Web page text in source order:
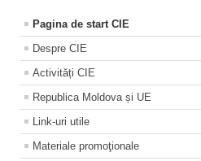
Pagina de start CIE
Despre CIE
Activități CIE
Republica Moldova și UE
Link-uri utile
Materiale promoţionale